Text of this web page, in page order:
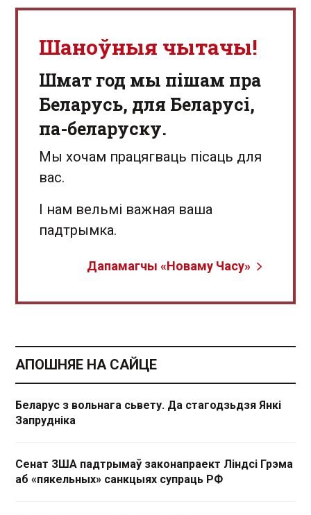
Шаноўныя чытачы!
Шмат год мы пішам пра
Беларусь, для Беларусі,
па-беларуску.
Мы хочам працягваць пісаць для
вас.
І нам вельмі важная ваша
падтрымка.
Дапамагчы «Новаму Часу»
АПОШНЯЕ НА САЙЦЕ
Беларус з вольнага сьвету. Да стагодзьдзя Янкі
Запрудніка
Сенат ЗША падтрымаў законапраект Ліндсі Грэма
аб «пякельных» санкцыях супраць РФ